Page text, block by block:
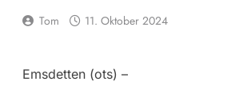
Tom 11. Oktober 2024
Emsdetten (ots) –